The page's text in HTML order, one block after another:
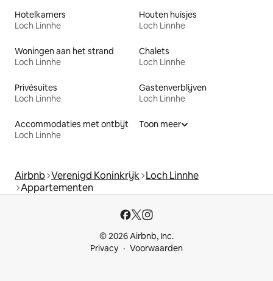
Hotelkamers
Loch Linnhe
Houten huisjes
Loch Linnhe
Woningen aan het strand
Loch Linnhe
Chalets
Loch Linnhe
Privésuites
Loch Linnhe
Gastenverblijven
Loch Linnhe
Accommodaties met ontbijt
Loch Linnhe
Toon meer
Airbnb Verenigd Koninkrijk Loch Linnhe
Appartementen
© 2026 Airbnb, Inc.
Privacy
Voorwaarden